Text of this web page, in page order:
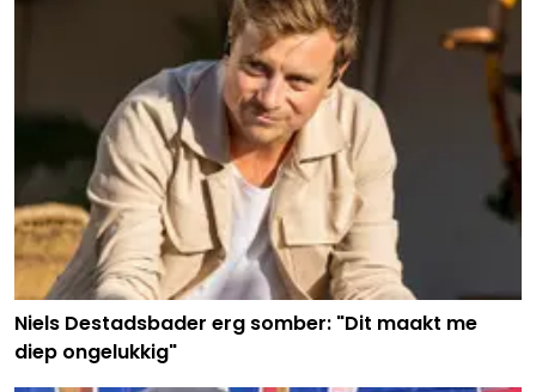
Niels Destadsbader erg somber: "Dit maakt me
diep ongelukkig"